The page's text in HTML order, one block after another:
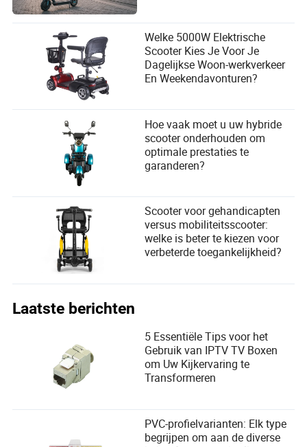
Welke 5000W Elektrische
Scooter Kies Je Voor Je
Dagelijkse Woon-werkverkeer
En Weekendavonturen?
Hoe vaak moet u uw hybride
scooter onderhouden om
optimale prestaties te
garanderen?
Scooter voor gehandicapten
versus mobiliteitsscooter:
welke is beter te kiezen voor
verbeterde toegankelijkheid?
Laatste berichten
5 Essentiële Tips voor het
Gebruik van IPTV TV Boxen
om Uw Kijkervaring te
Transformeren
PVC-profielvarianten: Elk type
begrijpen om aan de diverse